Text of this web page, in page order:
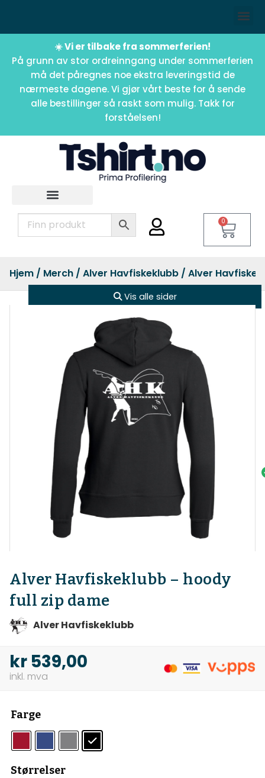
☀️ Vi er tilbake fra sommerferien!
På grunn av stor ordreinngang under sommerferien
må det påregnes noe ekstra leveringstid de
nærmeste dagene. Vi gjør vårt beste for å sende
alle bestillinger så raskt som mulig. Takk for
forståelsen!
0
Hjem / Merch / Alver Havfiskeklubb / Alver
Vis alle sider
Alver Havfiskeklubb – hoody
full zip dame
Alver Havfiskeklubb
kr 539,00
Farge
Størrelser